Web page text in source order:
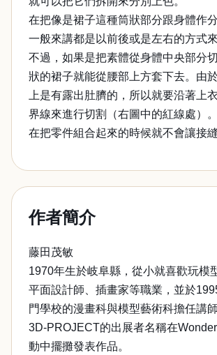
在把像是裙子這種筒狀部分跟身體作
一般來講都是以前後或是左右的方式來
不過，如果是把素體從身體中央部分
狀的裙子就能從腰部上方套下去。由
上是有露出肚臍的，所以就要沿著上
界線來進行切割（右圖中的紅線處）
在把零件組合起來的時候就不會讓接縫
作者簡介
藤田茂敏
1970年生於岐阜縣，從小就喜歡玩模
平面設計師、插畫家等職業，並於
門學校的漫畫科與模型藝術科擔任講
3D-PROJECT的出展者名稱在
動中擺攤發表作品。